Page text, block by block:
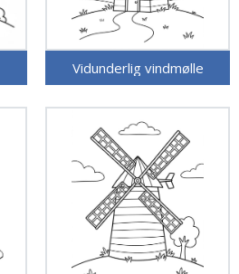
Vidunderlig vindmølle